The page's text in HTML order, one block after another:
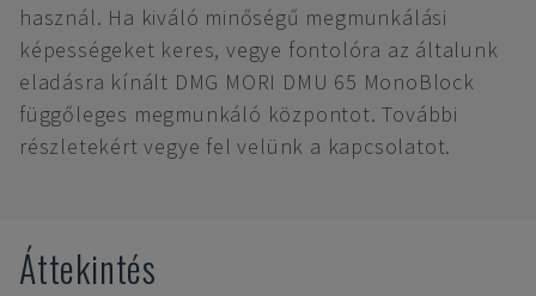
használ. Ha kiváló minőségű megmunkálási
képességeket keres, vegye fontolóra az általunk
eladásra kínált DMG MORI DMU 65 MonoBlock
függőleges megmunkáló központot. További
részletekért vegye fel velünk a kapcsolatot.
Áttekintés